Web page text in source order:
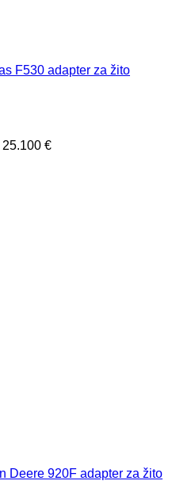
F530 adapter za žito
25.100 €
Deere 920F adapter za žito